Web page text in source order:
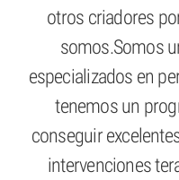
otros criadores
somos.Somos
especializados en
tenemos un
conseguir
intervenciones